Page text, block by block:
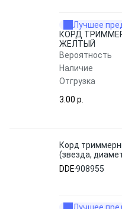
Лучшее
КОРД
ЖЕЛТЫЙ
Вероятность
Наличие
Отгрузка
3.00 p.
Корд
(звезда,
908955
DDE908955